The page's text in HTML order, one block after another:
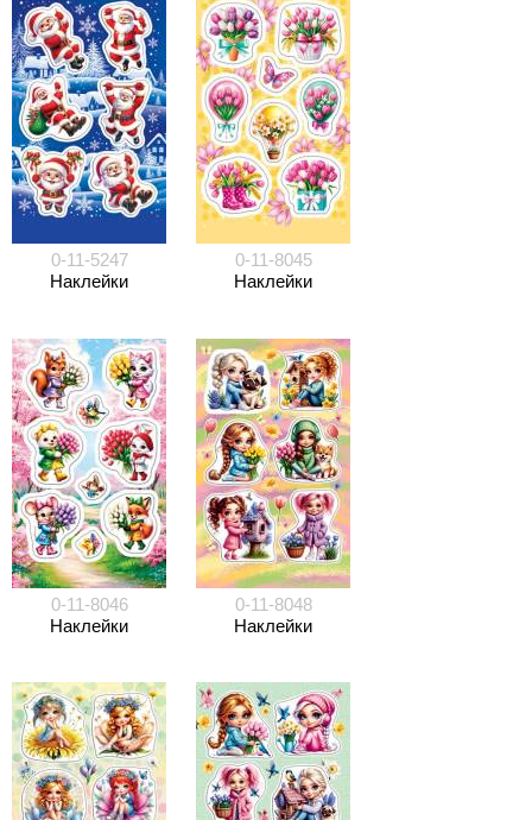
0-11-5247
Наклейки
0-11-8045
Наклейки
0-11-8046
Наклейки
0-11-8048
Наклейки